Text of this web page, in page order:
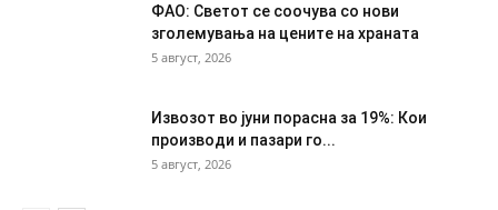
ФАО: Светот се соочува со нови
зголемувања на цените на храната
5 август, 2026
Извозот во јуни порасна за 19%: Кои
производи и пазари го...
5 август, 2026